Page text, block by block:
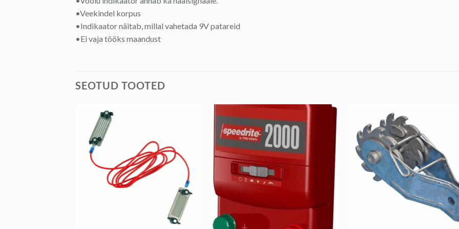
•Veekindel korpus
•Indikaator näitab, millal vahetada 9V patareid
•Ei vaja tööks maandust
SEOTUD TOOTED
+